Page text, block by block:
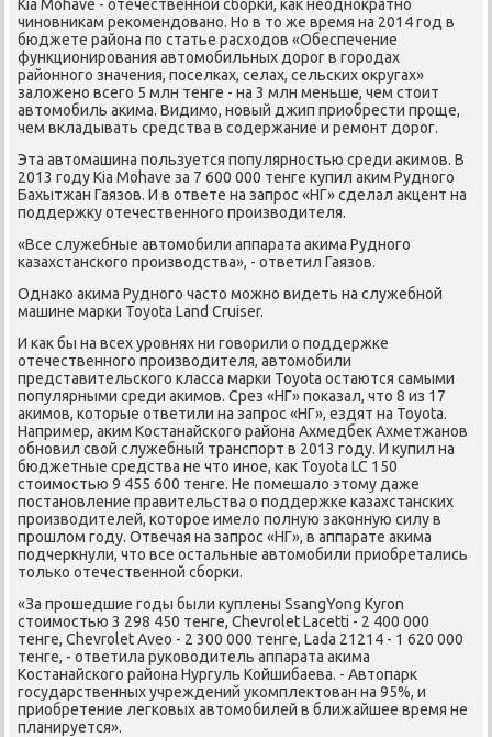
Kia Mohave - отечественной сборки, как неоднократно
чиновникам рекомендовано. Но в то же время на 2014 год в
бюджете района по статье расходов «Обеспечение
функционирования автомобильных дорог в городах
районного значения, поселках, селах, сельских округах»
заложено всего 5 млн тенге - на 3 млн меньше, чем стоит
автомобиль акима. Видимо, новый джип приобрести проще,
чем вкладывать средства в содержание и ремонт дорог.
Эта автомашина пользуется популярностью среди акимов. В
2013 году Kia Mohave за 7 600 000 тенге купил аким Рудного
Бахытжан Гаязов. И в ответе на запрос «НГ» сделал акцент на
поддержку отечественного производителя.
«Все служебные автомобили аппарата акима Рудного
казахстанского производства», - ответил Гаязов.
Однако акима Рудного часто можно видеть на служебной
машине марки Toyota Land Cruiser.
И как бы на всех уровнях ни говорили о поддержке
отечественного производителя, автомобили
представительского класса марки Toyota остаются самыми
популярными среди акимов. Срез «НГ» показал, что 8 из 17
акимов, которые ответили на запрос «НГ», ездят на Toyota.
Например, аким Костанайского района Ахмедбек Ахметжанов
обновил свой служебный транспорт в 2013 году. И купил на
бюджетные средства не что иное, как Toyota LC 150
стоимостью 9 455 600 тенге. Не помешало этому даже
постановление правительства о поддержке казахстанских
производителей, которое имело полную законную силу в
прошлом году. Отвечая на запрос «НГ», в аппарате акима
подчеркнули, что все остальные автомобили приобретались
только отечественной сборки.
«За прошедшие годы были куплены SsangYong Kyron
стоимостью 3 298 450 тенге, Chevrolet Lacetti - 2 400 000
тенге, Chevrolet Aveo - 2 300 000 тенге, Lada 21214 - 1 620 000
тенге, - ответила руководитель аппарата акима
Костанайского района Нургуль Койшибаева. - Автопарк
государственных учреждений укомплектован на 95%, и
приобретение легковых автомобилей в ближайшее время не
планируется».